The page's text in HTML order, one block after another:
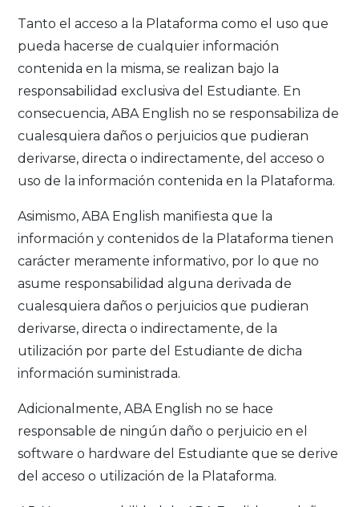
Tanto el acceso a la Plataforma como el uso que
pueda hacerse de cualquier información
contenida en la misma, se realizan bajo la
responsabilidad exclusiva del Estudiante. En
consecuencia, ABA English no se responsabiliza de
cualesquiera daños o perjuicios que pudieran
derivarse, directa o indirectamente, del acceso o
uso de la información contenida en la Plataforma.
Asimismo, ABA English manifiesta que la
información y contenidos de la Plataforma tienen
carácter meramente informativo, por lo que no
asume responsabilidad alguna derivada de
cualesquiera daños o perjuicios que pudieran
derivarse, directa o indirectamente, de la
utilización por parte del Estudiante de dicha
información suministrada.
Adicionalmente, ABA English no se hace
responsable de ningún daño o perjuicio en el
software o hardware del Estudiante que se derive
del acceso o utilización de la Plataforma.